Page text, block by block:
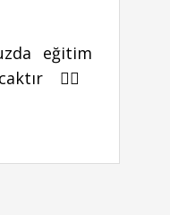
eğitim
👉🏻